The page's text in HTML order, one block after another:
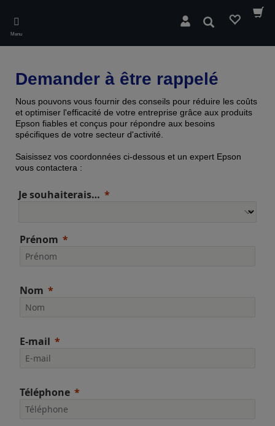
main
content
Menu
Rechercher
Demander à être rappelé
Nous pouvons vous fournir des conseils pour réduire les coûts
et optimiser l'efficacité de votre entreprise grâce aux produits
Epson fiables et conçus pour répondre aux besoins
spécifiques de votre secteur d'activité.
Saisissez vos coordonnées ci-dessous et un expert Epson
vous contactera :
Je souhaiterais…
Prénom
Nom
E-mail
Téléphone